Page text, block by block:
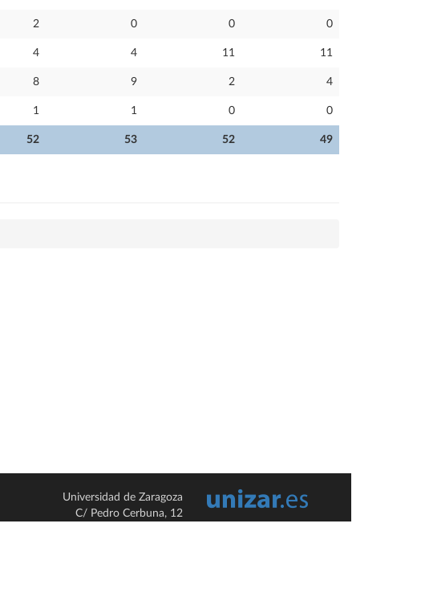
2 0 0 0
4 4 11 11
8 9 2 4
1 1 0 0
52 53 52 49
Universidad de Zaragoza
C/ Pedro Cerbuna, 12